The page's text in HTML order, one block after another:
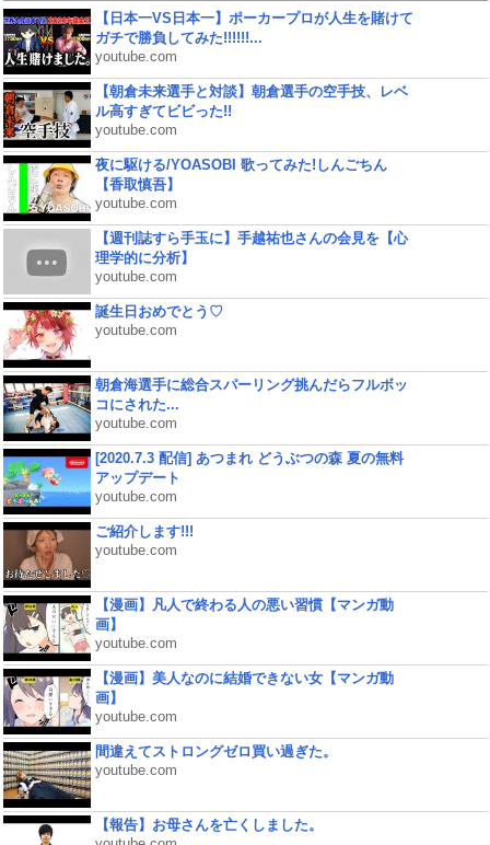
【日本一VS日本一】ポーカープロが人生を賭けて
ガチで勝負してみた!!!!!!...
youtube.com
【朝倉未来選手と対談】朝倉選手の空手技、レベ
ル高すぎてビビった!!
youtube.com
夜に駆ける/YOASOBI 歌ってみた!しんごちん
【香取慎吾】
youtube.com
【週刊誌すら手玉に】手越祐也さんの会見を【心
理学的に分析】
youtube.com
誕生日おめでとう♡
youtube.com
朝倉海選手に総合スパーリング挑んだらフルボッ
コにされた...
youtube.com
[2020.7.3 配信] あつまれ どうぶつの森 夏の無料
アップデート
youtube.com
ご紹介します!!!
youtube.com
【漫画】凡人で終わる人の悪い習慣【マンガ動
画】
youtube.com
【漫画】美人なのに結婚できない女【マンガ動
画】
youtube.com
間違えてストロングゼロ買い過ぎた。
youtube.com
【報告】お母さんを亡くしました。